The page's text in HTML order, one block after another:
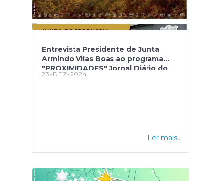
Entrevista Presidente de Junta
Armindo Vilas Boas ao programa
"PROXIMIDADES" Jornal Diário do
Minho
23-DEZ-2024
Ler mais...